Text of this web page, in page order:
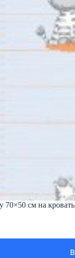
70×50 см на